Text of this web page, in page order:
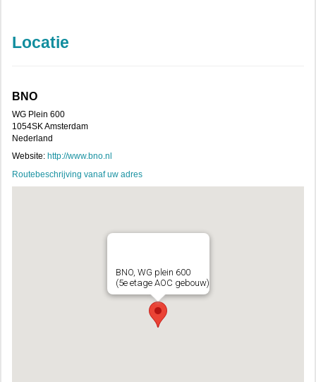
Locatie
BNO
WG Plein 600
1054SK Amsterdam
Nederland
Website: http://www.bno.nl
Routebeschrijving vanaf uw adres
BNO, WG plein 600
(5e etage AOC gebouw)